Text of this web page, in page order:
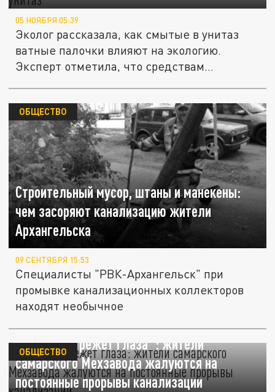
05 НОЯБРЯ 05:39
Эколог рассказала, как смытые в унитаз
ватные палочки влияют на экологию.
Эксперт отметила, что средствам...
Строительный мусор, штаны и манекены:
чем засоряют канализацию жители
Архангельска
ОБЩЕСТВО
09 СЕНТЯБРЯ 15:53
Специалисты "РВК-Архангельск" при
промывке канализационных коллекторов
находят необычное
"От запаха режет глаза": жители
самарского Мехзавода жалуются на
постоянные прорывы канализации
ОБЩЕСТВО